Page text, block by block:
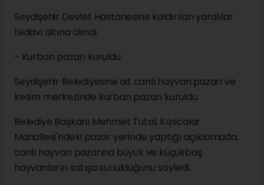
Seydişehir Devlet Hastanesine kaldırılan yaralılar
tedavi altına alındı.
- Kurban pazarı kuruldu
Seydişehir Belediyesine ait canlı hayvan pazarı ve
kesim merkezinde kurban pazarı kuruldu.
Belediye Başkanı Mehmet Tutal, Kızılcalar
Mahallesi'ndeki pazar yerinde yaptığı açıklamada,
canlı hayvan pazarına büyük ve küçükbaş
hayvanların satışa sunulduğunu söyledi.